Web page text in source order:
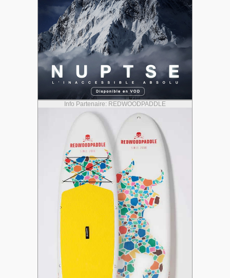
Info Partenaire: REDWOODPADDLE